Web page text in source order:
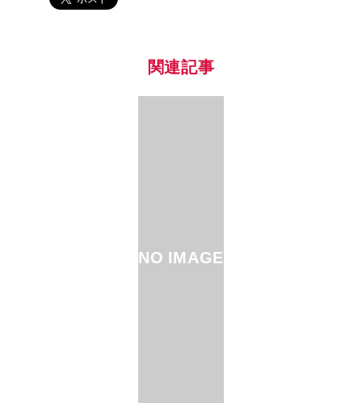
関連記事
NO IMAGE